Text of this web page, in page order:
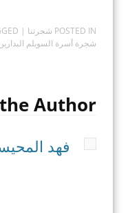
POSTED IN شجرتنا | TAGGED
شجرة أسرة السويلم
Author
فهد